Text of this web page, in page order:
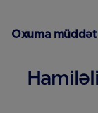
Oxuma